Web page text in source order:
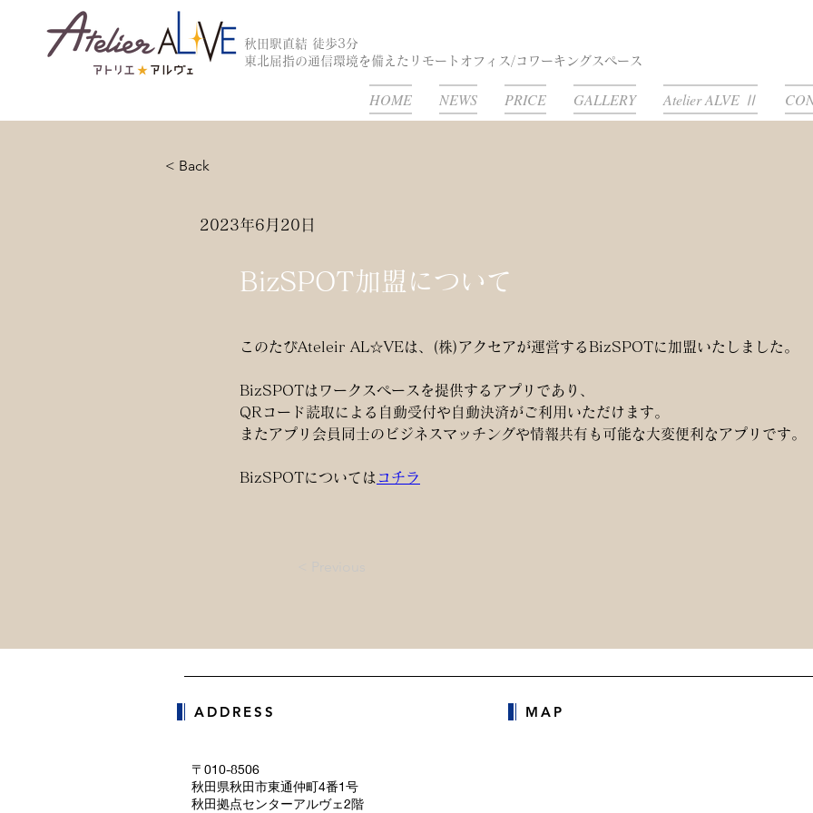
秋田駅直結 徒歩3分
東北屈指の通信環境を備えたリモートオフィス/コワーキングスペース
HOME NEWS PRICE GALLERY Atelier ALVE Ⅱ
< Back
2023年6月20日
BizSPOT加盟について
このたびAteleir AL☆VEは、(株)アクセアが運営するBizSPOTに加盟いたしました。
BizSPOTはワークスペースを提供するアプリであり、
QRコード読取による自動受付や自動決済がご利用いただけます。
またアプリ会員同士のビジネスマッチングや情報共有も可能な大変便利なアプリです。
BizSPOTについては コチラ
ADDRESS
〒010-8506
秋田県秋田市東通仲町4番1号
秋田拠点センターアルヴェ2階
MAP